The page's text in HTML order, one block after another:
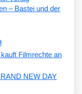
– Bastei und der
Filmrechte an
NEW DAY